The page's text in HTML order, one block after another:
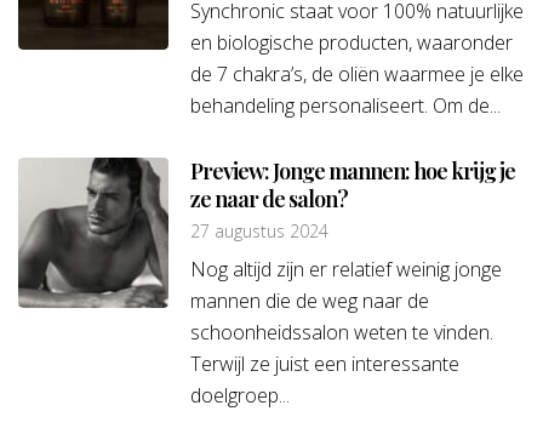
Synchronic staat voor 100% natuurlijke
en biologische producten, waaronder
de 7 chakra’s, de oliën waarmee je elke
behandeling personaliseert. Om de...
Preview: Jonge mannen: hoe krijg je
ze naar de salon?
27 augustus 2024
Nog altijd zijn er relatief weinig jonge
mannen die de weg naar de
schoonheidssalon weten te vinden.
Terwijl ze juist een interessante
doelgroep...